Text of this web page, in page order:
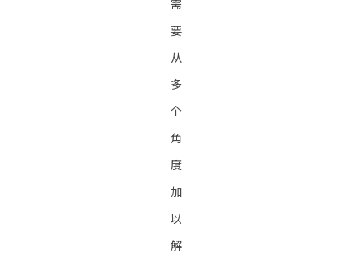
需
要
从
多
个
角
度
加
以
解